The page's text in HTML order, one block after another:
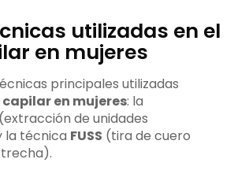
utilizadas en el
en mujeres
principales utilizadas
en mujeres: la
de unidades
la técnica FUSS (tira de cuero